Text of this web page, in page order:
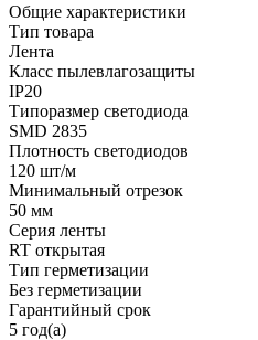
Общие характеристики
Тип товара
Лента
Класс пылевлагозащиты
IP20
Типоразмер светодиода
SMD 2835
Плотность светодиодов
120 шт/м
Минимальный отрезок
50 мм
Серия ленты
RT открытая
Тип герметизации
Без герметизации
Гарантийный срок
5 год(а)